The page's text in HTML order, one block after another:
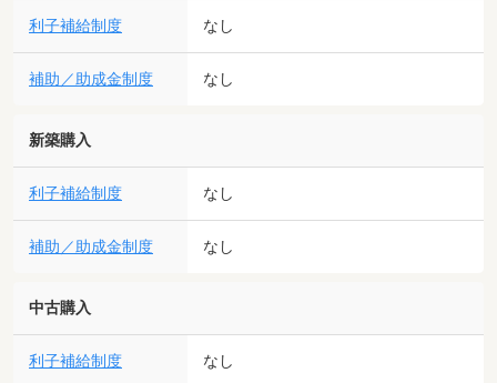
利子補給制度 なし
補助／助成金制度 なし
新築購入
利子補給制度 なし
補助／助成金制度 なし
中古購入
利子補給制度 なし